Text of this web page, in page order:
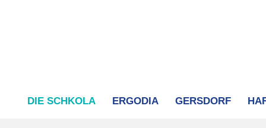
DIE SCHKOLA ERGODIA GERSDORF